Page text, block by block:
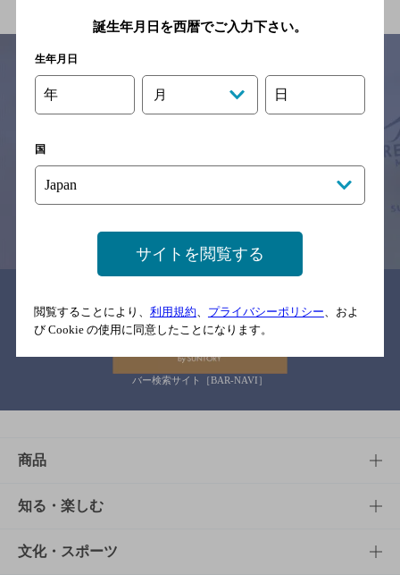
サイトマップ 利用規約
念のためお店にご確認の上ご来店くださいますようお願い申し上げま
バー検索サイト［BAR-NAVI］
商品
商品TOP
商品一覧
知る・楽しむ
知る・楽しむTOP
文化・スポーツ
誕生年月日を西暦でご入力下さい。
生年月日
年 月 日
国
サイトを閲覧する
閲覧することにより、 利用規約 プライバシーポリシー 、およ
び Cookie の使用に同意したことになります。